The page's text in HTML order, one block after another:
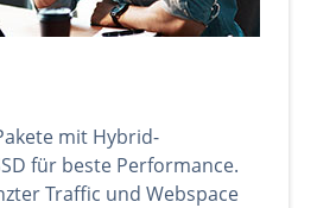
mit Hybrid-
für beste Performance.
Traffic und Webspace